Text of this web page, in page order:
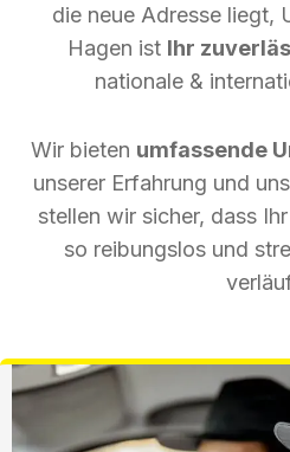
die neue Adresse liegt,
Hagen ist Ihr
nationale &
Wir bieten umfassende
unserer Erfahrung und
stellen wir sicher, dass
so reibungslos und